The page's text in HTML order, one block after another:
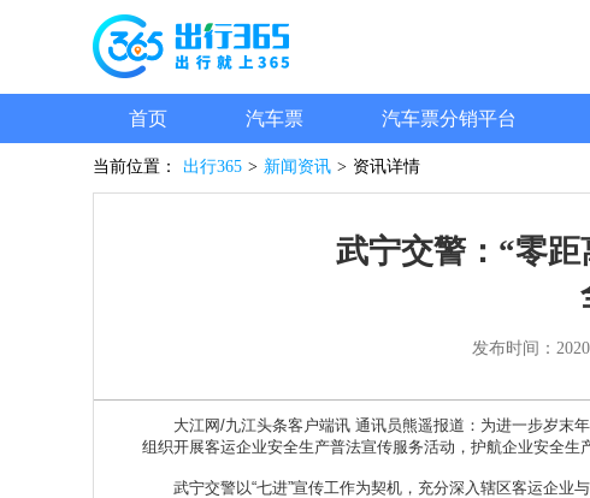
首页 汽车票 汽车票分销平台
当前位置： 出行365 > 新闻资讯 > 资讯详情
武宁交警：“零
发布时间：
大江网/九江头条客户端讯 通讯员熊遥报道：为进一步岁末年
组织开展客运企业安全生产普法宣传服务活动，护航企业安全生
武宁交警以“七进”宣传工作为契机，充分深入辖区客运企业与